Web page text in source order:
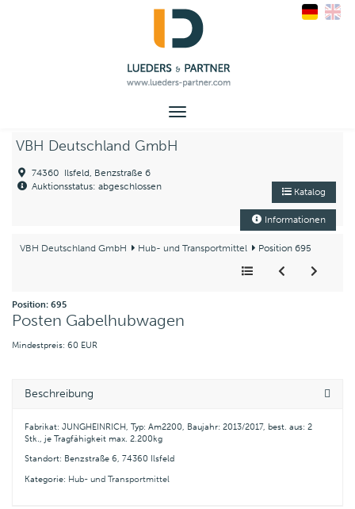
Toggle
VBH Deutschland GmbH
74360 Ilsfeld, Benzstraße 6
Auktionsstatus: abgeschlossen
Katalog
Informationen
VBH Deutschland GmbH Hub- und Transportmittel Position 695
Position: 695
Posten Gabelhubwagen
Mindestpreis: 60 EUR
Beschreibung
Fabrikat: JUNGHEINRICH, Typ: Am2200, Baujahr: 2013/2017, best. aus: 2
Stk., je Tragfähigkeit max. 2.200kg
Standort: Benzstraße 6, 74360 Ilsfeld
Kategorie: Hub- und Transportmittel